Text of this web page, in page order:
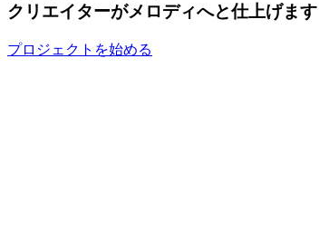
クリエイターがメロディへと仕上げます
プロジェクトを始める